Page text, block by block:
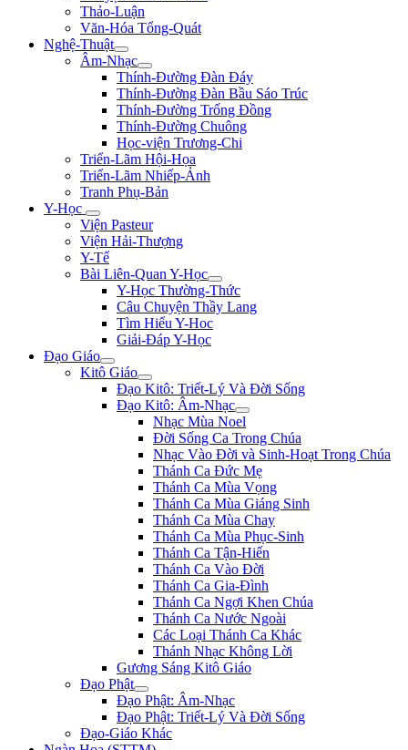
Thảo-Luận
Văn-Hóa Tổng-Quát
Nghệ-Thuật
Âm-Nhạc
Thính-Đường Đàn Đáy
Thính-Đường Đàn Bầu Sáo Trúc
Thính-Đường Trống Đồng
Thính-Đường Chuông
Học-viện Trương-Chi
Triển-Lãm Hội-Họa
Triển-Lãm Nhiếp-Ảnh
Tranh Phụ-Bản
Y-Học
Viện Pasteur
Viện Hải-Thượng
Y-Tế
Bài Liên-Quan Y-Học
Y-Học Thường-Thức
Câu Chuyện Thầy Lang
Tìm Hiểu Y-Hoc
Giải-Đáp Y-Học
Đạo Giáo
Kitô Giáo
Đạo Kitô: Triết-Lý Và Đời Sống
Đạo Kitô: Âm-Nhạc
Nhạc Mùa Noel
Đời Sống Ca Trong Chúa
Nhạc Vào Đời và Sinh-Hoạt Trong Chúa
Thánh Ca Đức Mẹ
Thánh Ca Mùa Vọng
Thánh Ca Mùa Giáng Sinh
Thánh Ca Mùa Chay
Thánh Ca Mùa Phục-Sinh
Thánh Ca Tận-Hiến
Thánh Ca Vào Đời
Thánh Ca Gia-Đình
Thánh Ca Ngợi Khen Chúa
Thánh Ca Nước Ngoài
Các Loại Thánh Ca Khác
Thánh Nhạc Không Lời
Gương Sáng Kitô Giáo
Đạo Phật
Đạo Phật: Âm-Nhạc
Đạo Phật: Triết-Lý Và Đời Sống
Đạo-Giáo Khác